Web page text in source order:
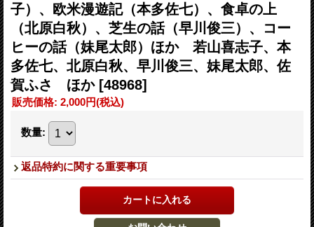
子）、欧米漫遊記（本多佐七）、食卓の上
（北原白秋）、芝生の話（早川俊三）、コー
ヒーの話（妹尾太郎）ほか 若山喜志子、本
多佐七、北原白秋、早川俊三、妹尾太郎、佐
賀ふさ ほか [48968]
販売価格: 2,000円(税込)
数量:
返品特約に関する重要事項